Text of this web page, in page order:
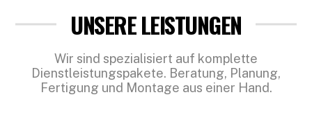
UNSERE LEISTUNGEN
Wir sind spezialisiert auf komplette
Dienstleistungspakete. Beratung, Planung,
Fertigung und Montage aus einer Hand.